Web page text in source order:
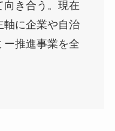
向き合う。現在
軸に企業や自治
ー推進事業を全